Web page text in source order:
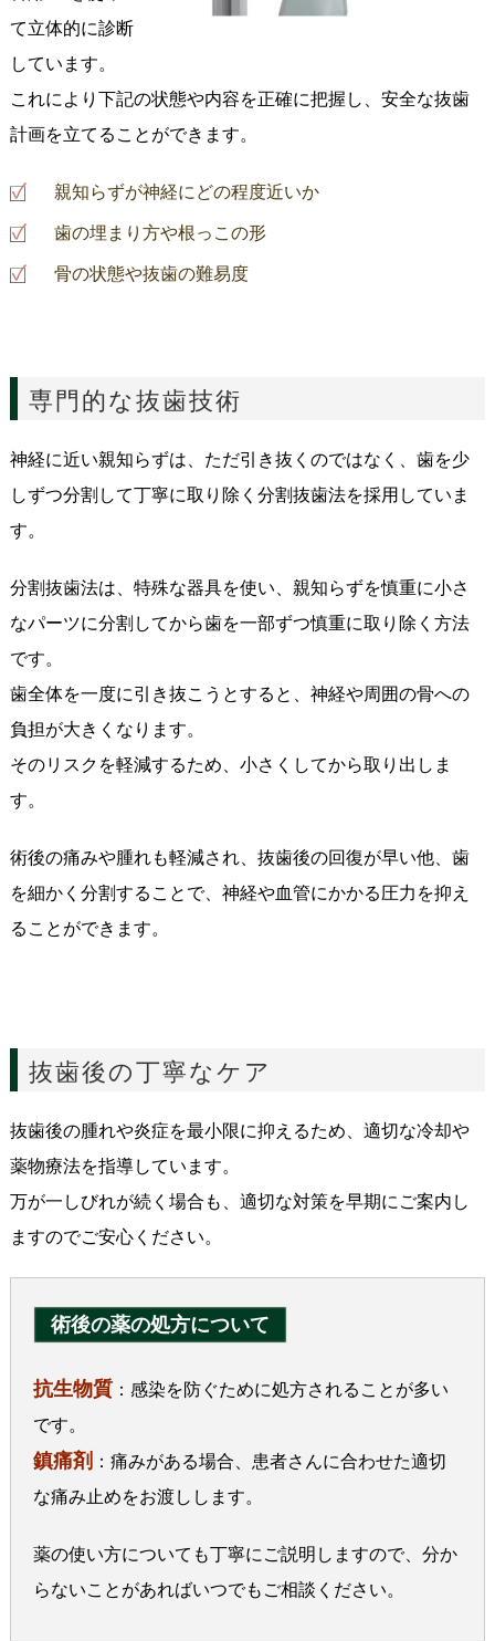
て立体的に診断
しています。
これにより下記の状態や内容を正確に把握し、安全な抜歯
計画を立てることができます。
親知らずが神経にどの程度近いか
歯の埋まり方や根っこの形
骨の状態や抜歯の難易度
専門的な抜歯技術
神経に近い親知らずは、ただ引き抜くのではなく、歯を少
しずつ分割して丁寧に取り除く分割抜歯法を採用していま
す。
分割抜歯法は、特殊な器具を使い、親知らずを慎重に小さ
なパーツに分割してから歯を一部ずつ慎重に取り除く方法
です。
歯全体を一度に引き抜こうとすると、神経や周囲の骨への
負担が大きくなります。
そのリスクを軽減するため、小さくしてから取り出しま
す。
術後の痛みや腫れも軽減され、抜歯後の回復が早い他、歯
を細かく分割することで、神経や血管にかかる圧力を抑え
ることができます。
抜歯後の丁寧なケア
抜歯後の腫れや炎症を最小限に抑えるため、適切な冷却や
薬物療法を指導しています。
万が一しびれが続く場合も、適切な対策を早期にご案内し
ますのでご安心ください。
術後の薬の処方について
抗生物質：感染を防ぐために処方されることが多い
です。
鎮痛剤 ：痛みがある場合、患者さんに合わせた適切
な痛み止めをお渡しします。
薬の使い方についても丁寧にご説明しますので、分か
らないことがあればいつでもご相談ください。